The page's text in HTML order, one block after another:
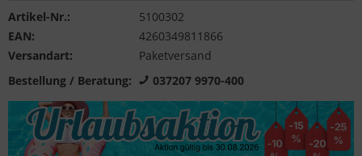
Artikel-Nr.:
5100302
EAN:
4260349811866
Versandart:
Paketversand
Bestellung / Beratung:
037207 9970-400